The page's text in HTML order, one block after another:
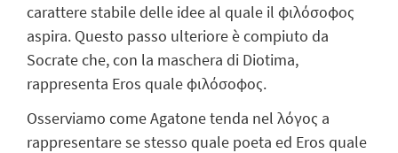
carattere stabile delle idee al quale il φιλόσοφος
aspira. Questo passo ulteriore è compiuto da
Socrate che, con la maschera di Diotima,
rappresenta Eros quale φιλόσοφος.
Osserviamo come Agatone tenda nel λόγος a
rappresentare se stesso quale poeta ed Eros quale